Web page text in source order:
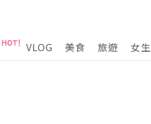
VLOG 美食 旅遊 女生